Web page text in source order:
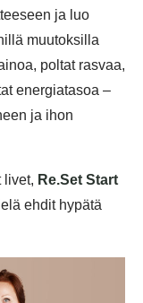
ja luo
muutoksilla
poltat rasvaa,
energiatasoa –
ja ihon
livet, Re.Set Start
ehdit hypätä